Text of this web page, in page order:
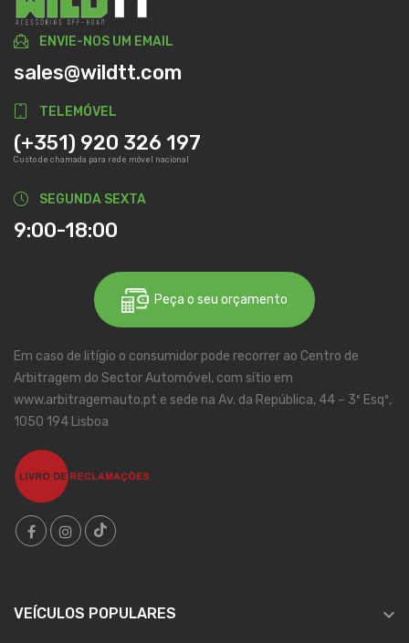
ENVIE-NOS UM EMAIL
sales@wildtt.com
TELEMÓVEL
(+351) 920 326 197
Custo de chamada para rede móvel nacional
SEGUNDA SEXTA
9:00-18:00
Peça o seu orçamento
Em caso de litígio o consumidor pode recorrer ao Centro de
Arbitragem do Sector Automóvel, com sítio em
www.arbitragemauto.pt e sede na Av. da República, 44 – 3º Esqº,
1050 194 Lisboa
VEÍCULOS POPULARES 